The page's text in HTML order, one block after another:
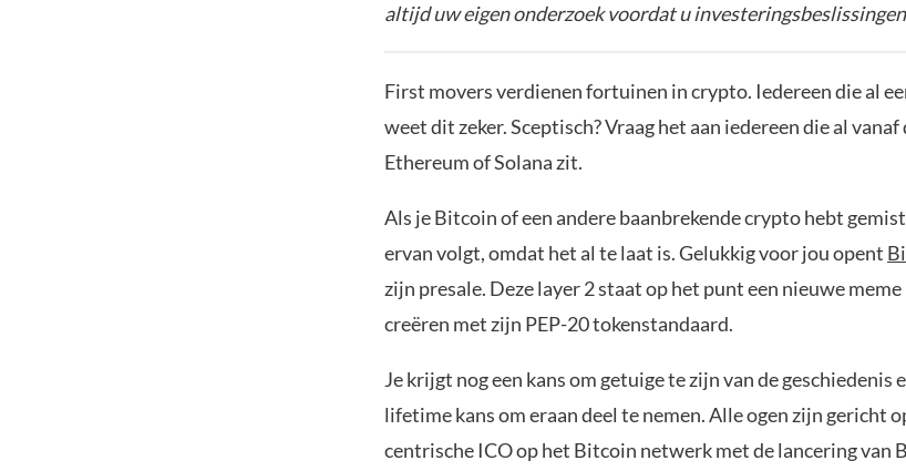
altijd uw eigen onderzoek voordat u
First movers verdienen fortuinen in crypto. Iedereen die al
weet dit zeker. Sceptisch? Vraag het aan iedereen die al
Ethereum of Solana zit.
Als je Bitcoin of een andere baanbrekende crypto hebt
ervan volgt, omdat het al te laat is. Gelukkig voor jou opent
zijn presale. Deze layer 2 staat op het punt een nieuwe
creëren met zijn PEP-20 tokenstandaard.
Je krijgt nog een kans om getuige te zijn van de geschiedenis
lifetime kans om eraan deel te nemen. Alle ogen zijn gericht
centrische ICO op het Bitcoin netwerk met de lancering van